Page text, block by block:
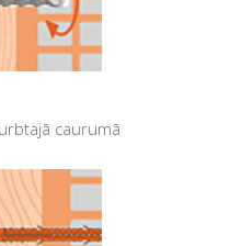
caurumā